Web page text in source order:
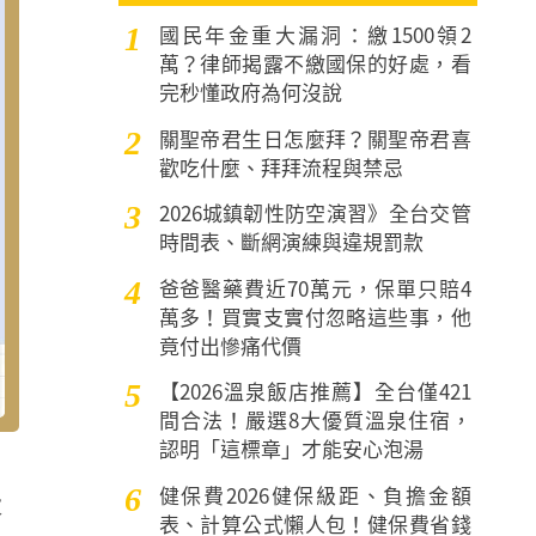
1
國民年金重大漏洞：繳1500領2
萬？律師揭露不繳國保的好處，看
完秒懂政府為何沒說
2
關聖帝君生日怎麼拜？關聖帝君喜
歡吃什麼、拜拜流程與禁忌
3
2026城鎮韌性防空演習》全台交管
時間表、斷網演練與違規罰款
4
爸爸醫藥費近70萬元，保單只賠4
萬多！買實支實付忽略這些事，他
竟付出慘痛代價
5
【2026溫泉飯店推薦】全台僅421
間合法！嚴選8大優質溫泉住宿，
認明「這標章」才能安心泡湯
6
健保費2026健保級距、負擔金額
表、計算公式懶人包！健保費省錢